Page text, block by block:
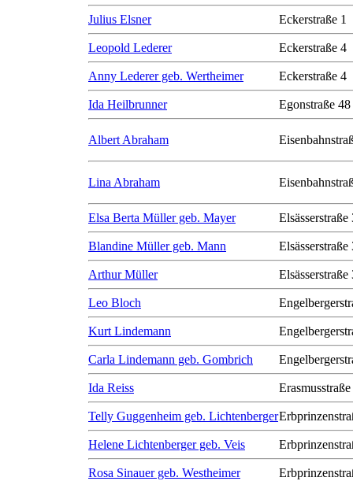
Julius Elsner Eckerstraße 1
Leopold Lederer Eckerstraße 4
Anny Lederer geb. Wertheimer Eckerstraße 4
Ida Heilbrunner Egonstraße 48
Albert Abraham
Lina Abraham
Elsa Berta Müller geb. Mayer Elsässerstraße
Blandine Müller geb. Mann Elsässerstraße
Arthur Müller Elsässerstraße
Leo Bloch
Kurt Lindemann
Carla Lindemann geb. Gombrich
Ida Reiss
Telly Guggenheim geb. Lichtenberger
Helene Lichtenberger geb. Veis
Rosa Sinauer geb. Westheimer